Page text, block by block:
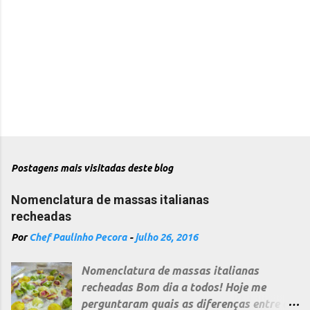
Postagens mais visitadas deste blog
Nomenclatura de massas italianas
recheadas
PorChef Paulinho Pecora -julho 26, 2016
Nomenclatura de massas italianas
recheadas Bom dia a todos! Hoje me
perguntaram quais as diferenças entre as